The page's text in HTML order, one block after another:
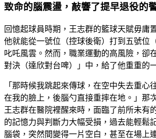
致命的腦震盪，敲響了提早退役的
回憶起球員時期，王志群的籃球天賦毋庸
他就能從一號位（控球後衛）打到五號位
叱吒風雲。然而，職業運動的高風險，卻
對決（達欣對台啤）」中，給了他重重的
「那時候我跳起來傳球，在空中失去重心
在我的臉上，後腦勺直接重摔在地。」那
王志群在醫院裡醒來時，面臨了前所未有
的記憶力與判斷力大幅受損，過去能輕鬆
腦袋，突然間變得一片空白，甚至在場上